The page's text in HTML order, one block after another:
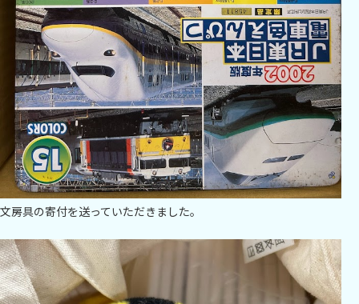
文房具の寄付を送っていただきました。